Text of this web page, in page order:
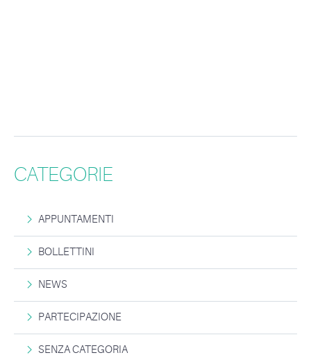
CATEGORIE
APPUNTAMENTI
BOLLETTINI
NEWS
PARTECIPAZIONE
SENZA CATEGORIA